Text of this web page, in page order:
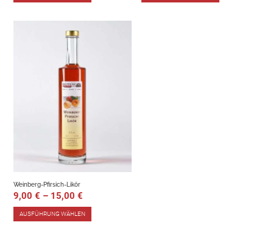
Weinberg-Pfirsich-Likör
9,00€ – 15,00€
AUSFÜHRUNG WÄHLEN